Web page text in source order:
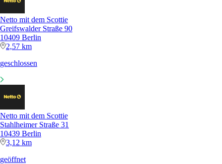
Netto mit dem Scottie
Greifswalder Straße 90
10409 Berlin
2,57 km
geschlossen
Netto mit dem Scottie
Stahlheimer Straße 31
10439 Berlin
3,12 km
geöffnet